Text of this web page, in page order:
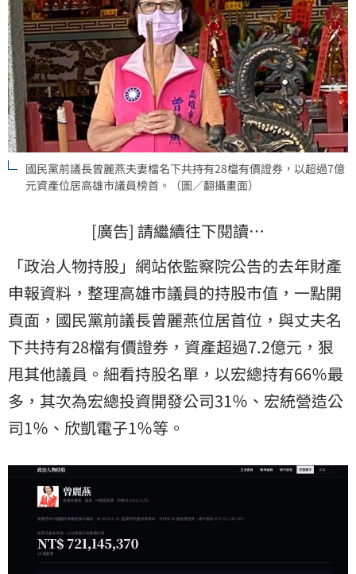
國民黨前議長曾麗燕夫妻檔名下共持有28檔有價證券，以超過7億
元資產位居高雄市議員榜首。（圖／翻攝畫面）
[廣告] 請繼續往下閱讀…
「政治人物持股」網站依監察院公告的去年財產
申報資料，整理高雄市議員的持股市值，一點開
頁面，國民黨前議長曾麗燕位居首位，與丈夫名
下共持有28檔有價證券，資產超過7.2億元，狠
甩其他議員。細看持股名單，以宏總持有66％最
多，其次為宏總投資開發公司31％、宏統營造公
司1％、欣凱電子1％等。